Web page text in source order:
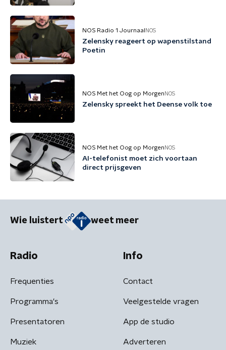
NOS Radio 1 Journaal NOS
Zelensky reageert op wapenstilstand
Poetin
NOS Met het Oog op Morgen NOS
Zelensky spreekt het Deense volk toe
NOS Met het Oog op Morgen NOS
AI-telefonist moet zich voortaan
direct prijsgeven
Wie luistert weet meer
Radio
Frequenties
Programma's
Presentatoren
Muziek
Info
Contact
Veelgestelde vragen
App de studio
Adverteren